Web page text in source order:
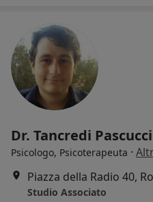
Dr. Tancredi Pascucci
Psicologo, Psicoterapeuta ·
Piazza della Radio 40,
Studio Associato